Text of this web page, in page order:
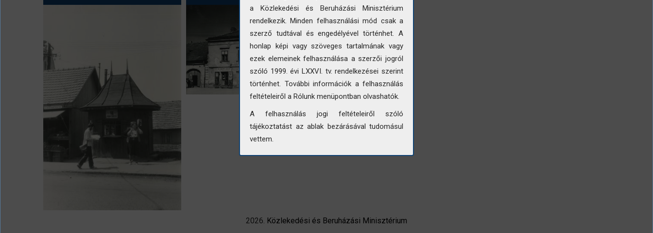
2026. Közlekedési és Beruházási Minisztérium
a Közlekedési és Beruházási Minisztérium
rendelkezik. Minden felhasználási mód csak a
szerző tudtával és engedélyével történhet. A
honlap képi vagy szöveges tartalmának vagy
ezek elemeinek felhasználása a szerzői jogról
szóló 1999. évi LXXVI. tv. rendelkezései szerint
történhet. További információk a felhasználás
feltételeiről a Rólunk menüpontban olvashatók.
A felhasználás jogi feltételeiről szóló
tájékoztatást az ablak bezárásával tudomásul
vettem.